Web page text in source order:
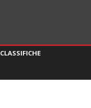
CLASSIFICHE